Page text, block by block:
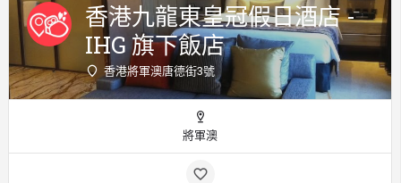
香港九龍東皇冠假日酒店 -
IHG 旗下飯店
香港將軍澳唐德街3號
將軍澳